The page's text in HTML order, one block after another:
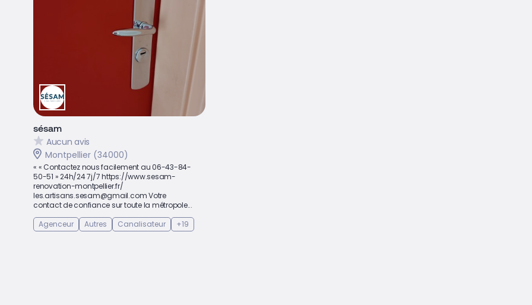
sésam
Aucun avis
Montpellier (34000)
« « Contactez nous facilement au 06-43-84-
50-51 » 24h/24 7j/7 https://www.sesam-
renovation-montpellier.fr/
les.artisans.sesam@gmail.com Votre
contact de confiance sur toute la métropole...
Agenceur
Autres Canalisateur +19